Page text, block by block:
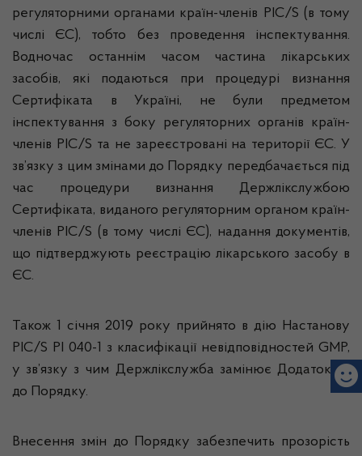
регуляторними органами країн-членів PIC/S (в тому
числі ЄС), тобто без проведення інспектування.
Водночас останнім часом частина лікарських
засобів, які подаються при процедурі визнання
Сертифіката в Україні, не були предметом
інспектування з боку регуляторних органів країн-
членів PIC/S та не зареєстровані на території ЄС. У
зв’язку з цим змінами до Порядку передбачається під
час процедури визнання Держлікслужбою
Сертифіката, виданого регуляторним органом країн-
членів PIC/S (в тому числі ЄС), надання документів,
що підтверджують реєстрацію лікарського засобу в
ЄС.
Також 1 січня 2019 року прийнято в дію Настанову
PIC/S PI 040-1 з класифікації невідповідностей GMP,
у зв’язку з чим Держлікслужба замінює Додаток 10
до Порядку.
Внесення змін до Порядку забезпечить прозорість